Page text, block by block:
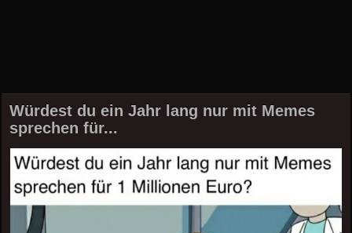
Würdest du ein Jahr lang nur mit Memes
sprechen für...